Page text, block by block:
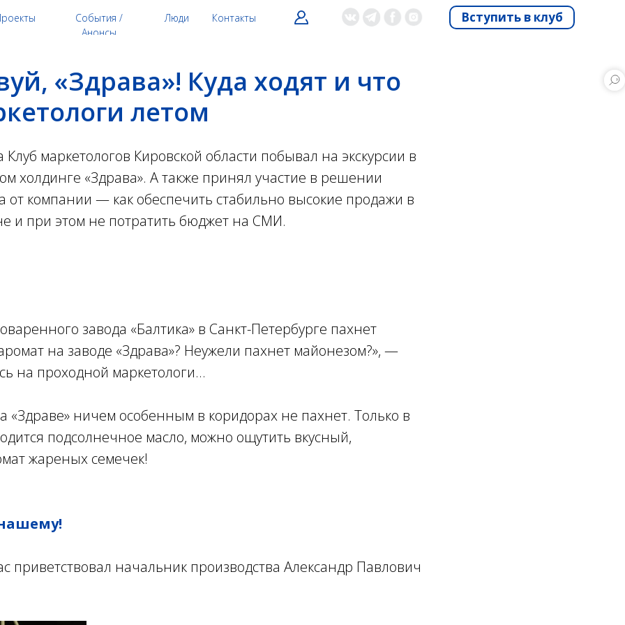
События /
Анонсы
Люди Контакты Вступить в клуб
«Здрава»! Куда ходят и что
летом
маркетологов Кировской области побывал на экскурсии в
холдинге «Здрава». А также принял участие в решении
от компании — как обеспечить стабильно высокие продажи в
и при этом не потратить бюджет на СМИ.
завода «Балтика» в Санкт-Петербурге пахнет
на заводе «Здрава»? Неужели пахнет майонезом?», —
на проходной маркетологи…
«Здраве» ничем особенным в коридорах не пахнет. Только в
подсолнечное масло, можно ощутить вкусный,
жареных семечек!
приветствовал начальник производства Александр Павлович